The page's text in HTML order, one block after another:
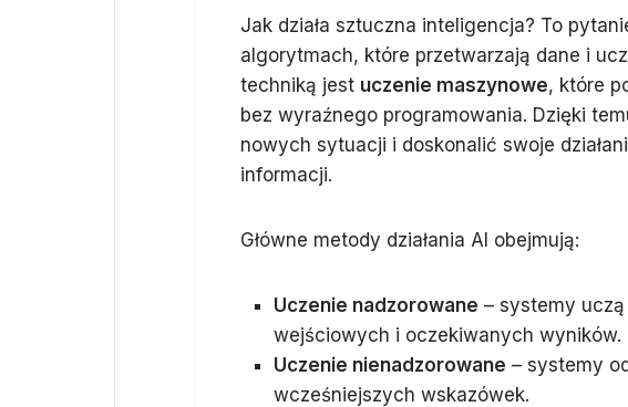
Jak działa sztuczna inteligencja? To
algorytmach, które przetwarzają dane i
techniką jest uczenie maszynowe, które
bez wyraźnego programowania. Dzięki
nowych sytuacji i doskonalić swoje
informacji.
Główne metody działania AI obejmują:
Uczenie nadzorowane – systemy
wejściowych i oczekiwanych wyników.
Uczenie nienadzorowane – systemy
wcześniejszych wskazówek.